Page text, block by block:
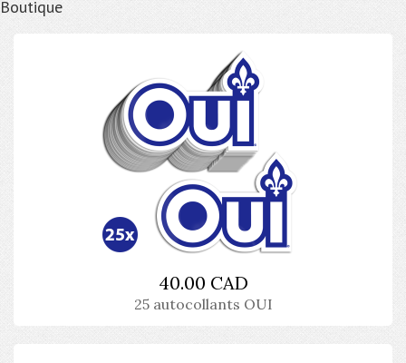
Boutique
40.00 CAD
25 autocollants OUI